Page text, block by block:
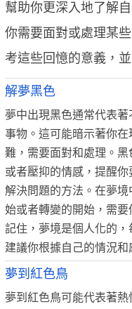
幫助你更深入地了解
你需要面對或處理某
考這些回憶的意義，
解夢黑色
夢中出現黑色通常代表
事物。這可能暗示著你
難，需要面對和處理。
或者壓抑的情感，提醒
解決問題的方法。在夢
始或者轉變的開始，需
記住，夢境是個人化的，
建議你根據自己的情況和
夢到紅色鳥
夢到紅色鳥可能代表著